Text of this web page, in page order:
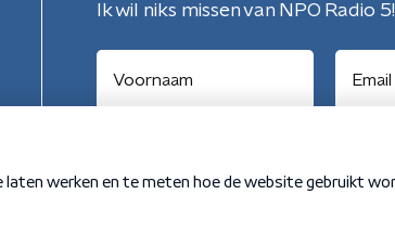
Ik wil niks missen van NPO Radio 5!